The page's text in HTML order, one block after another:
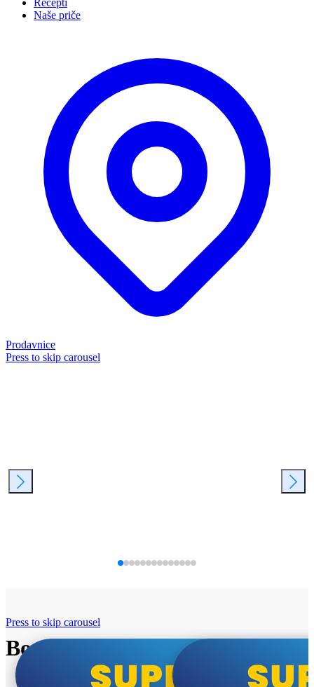
Recepti
Naše priče
Prodavnice
Press to skip carousel
Bosch super cene
Press to skip carousel